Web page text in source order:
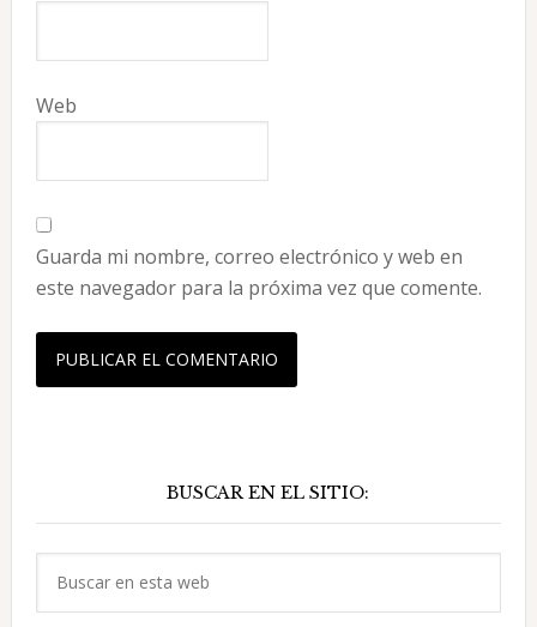
Web
Guarda mi nombre, correo electrónico y web en
este navegador para la próxima vez que comente.
principal
BUSCAR EN EL SITIO: